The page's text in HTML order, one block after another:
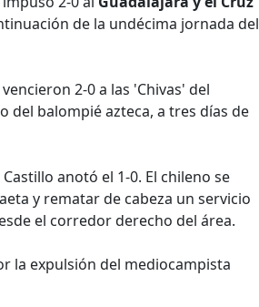
de la undécima jornada del
2-0 a las 'Chivas' del
del balompié azteca, a tres días de
anotó el 1-0. El chileno se
y rematar de cabeza un servicio
el corredor derecho del área.
la expulsión del mediocampista